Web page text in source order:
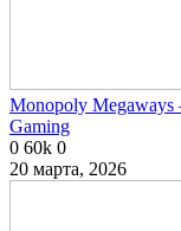
Monopoly
Gaming
0 60k 0
20 марта, 2026